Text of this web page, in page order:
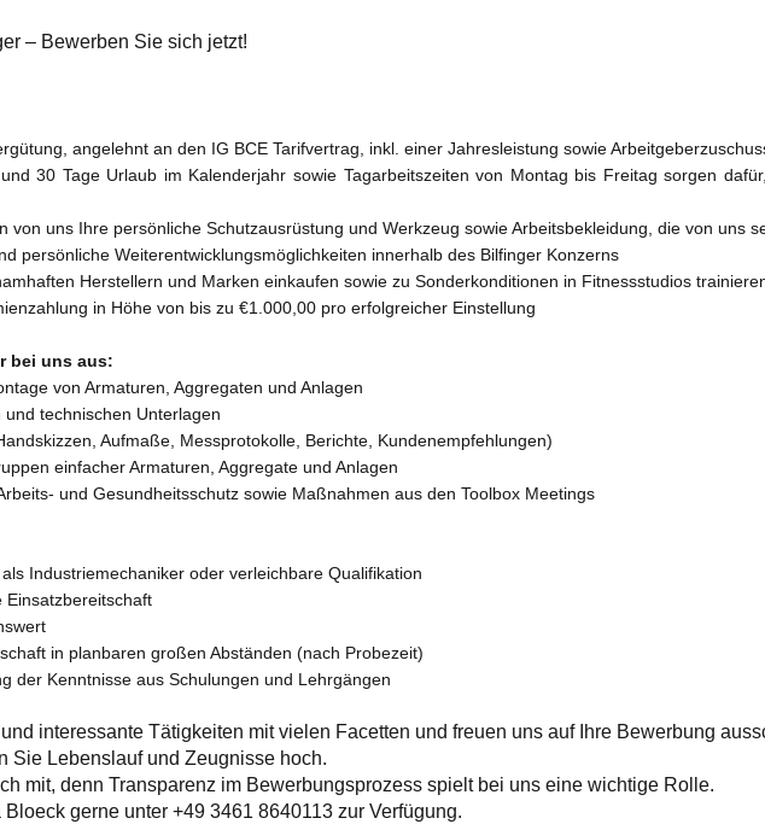
– Bewerben Sie sich jetzt!
angelehnt an den IG BCE Tarifvertrag, inkl. einer Jahresleistung sowie
30 Tage Urlaub im Kalenderjahr sowie Tagarbeitszeiten von Montag bis Freitag sorgen
von uns Ihre persönliche Schutzausrüstung und Werkzeug sowie Arbeitsbekleidung, die von uns
persönliche Weiterentwicklungsmöglichkeiten innerhalb des Bilfinger Konzerns
Herstellern und Marken einkaufen sowie zu Sonderkonditionen in Fitnessstudios
in Höhe von bis zu €1.000,00 pro erfolgreicher Einstellung
bei uns aus:
von Armaturen, Aggregaten und Anlagen
technischen Unterlagen
Aufmaße, Messprotokolle, Berichte, Kundenempfehlungen)
einfacher Armaturen, Aggregate und Anlagen
und Gesundheitsschutz sowie Maßnahmen aus den Toolbox Meetings
Industriemechaniker oder verleichbare Qualifikation
Einsatzbereitschaft
in planbaren großen Abständen (nach Probezeit)
der Kenntnisse aus Schulungen und Lehrgängen
interessante Tätigkeiten mit vielen Facetten und freuen uns auf Ihre Bewerbung
Sie Lebenslauf und Zeugnisse hoch.
mit, denn Transparenz im Bewerbungsprozess spielt bei uns eine wichtige Rolle.
gerne unter +49 3461 8640113 zur Verfügung.